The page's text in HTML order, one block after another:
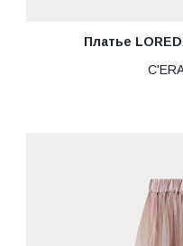
Платье